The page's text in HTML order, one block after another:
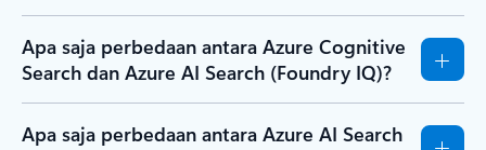
Apa saja perbedaan antara Azure Cognitive
Search dan Azure AI Search (Foundry IQ)?
Apa saja perbedaan antara Azure AI Search